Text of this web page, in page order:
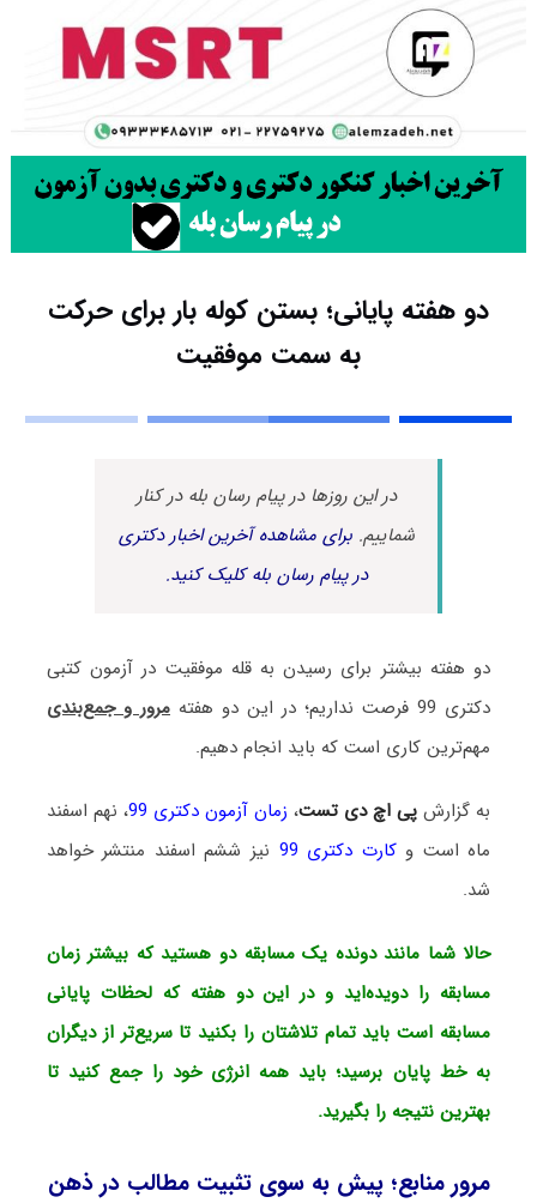
دو هفته پایانی؛ بستن کوله بار برای حرکت
به سمت موفقیت
در این روزها در پیام رسان بله در کنار
شماییم.برای مشاهده آخرین اخبار دکتری
در پیام رسان بله کلیک کنید.
دو هفته بیشتر برای رسیدن به قله موفقیت در آزمون کتبی
دکتری 99 فرصت نداریم؛ در این دو هفته
مرور و جمع‌بندی
مهم‌ترین کاری است که باید انجام دهیم.
به گزارش پی اچ دی تست،زمان آزمون دکتری 99
، نهم اسفند
ماه است و کارت دکتری 99
نیز ششم اسفند منتشر خواهد
شد.
حالا شما مانند دونده یک مسابقه دو هستید که بیشتر زمان
مسابقه را دویده‌اید و در این دو هفته که لحظات پایانی
مسابقه است باید تمام تلاشتان را بکنید تا سریع‌تر از دیگران
به خط پایان برسید؛ باید همه انرژی خود را جمع کنید تا
بهترین نتیجه را بگیرید.
مرور منابع؛ پیش به سوی تثبیت مطالب در ذهن